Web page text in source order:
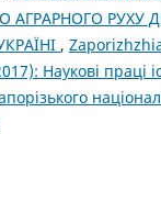
АГРАРНОГО РУХУ
,
Наукові праці